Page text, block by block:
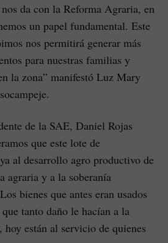
da con la Reforma Agraria, en
un papel fundamental. Este
nos permitirá generar más
para nuestras familias y
la zona” manifestó Luz Mary
de la SAE, Daniel Rojas
que este lote de
al desarrollo agro productivo de
agraria y a la soberanía
bienes que antes eran usados
tanto daño le hacían a la
están al servicio de quienes